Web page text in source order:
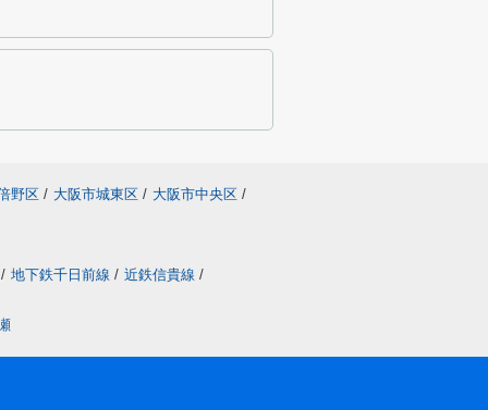
野区 / 大阪市城東区 / 大阪市中央区 /
/ 地下鉄千日前線 / 近鉄信貴線 /